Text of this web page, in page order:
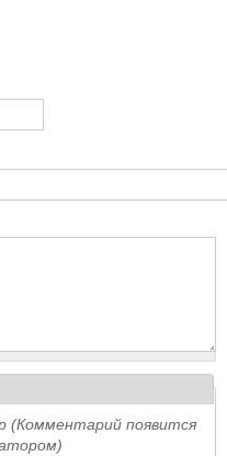
(Комментарий появится